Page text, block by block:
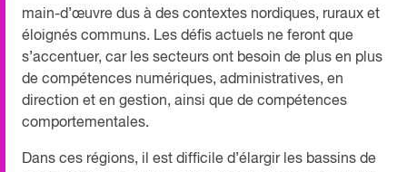
main-d’œuvre dus à des contextes nordiques, ruraux et
éloignés communs. Les défis actuels ne feront que
s’accentuer, car les secteurs ont besoin de plus en plus
de compétences numériques, administratives, en
direction et en gestion, ainsi que de compétences
comportementales.
Dans ces régions, il est difficile d’élargir les bassins de